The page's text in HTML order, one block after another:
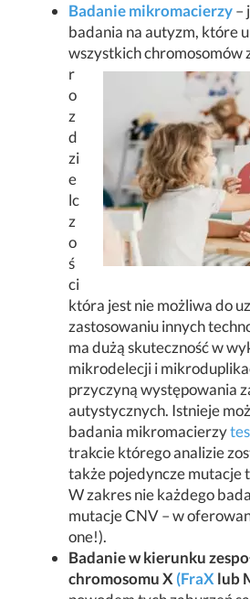
Badanie mikromacierzy–
badania na autyzm, które
wszystkich chromosomów
r
o
z
d
zi
e
lc
z
o
ś
ci
która jest nie możliwa do
zastosowaniu innych
ma dużą skuteczność w
mikrodelecji i
przyczyną występowania
autystycznych. Istnieje
badania mikromacierzy
trakcie którego analizie
także pojedyncze mutacje
W zakres nie każdego
mutacje CNV – w
one!).
Badanie w kierunku
chromosomu X(FraXlub